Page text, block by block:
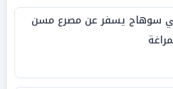
سوهاج يسفر عن مصرع مسن